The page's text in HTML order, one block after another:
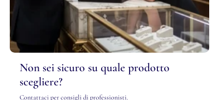
Non sei sicuro su quale prodotto
scegliere?
Contattaci per consigli di professionisti.